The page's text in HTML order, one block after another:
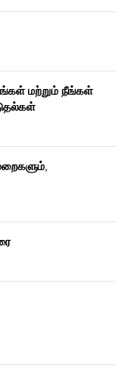
மற்றும் நீங்கள்